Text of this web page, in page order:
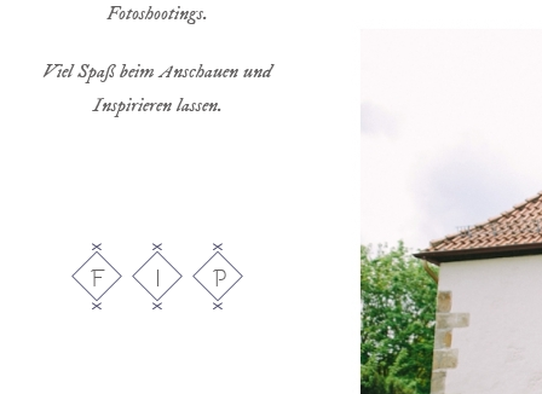
Fotoshootings.
Viel Spaß beim Anschauen und
Inspirieren lassen.
F I P